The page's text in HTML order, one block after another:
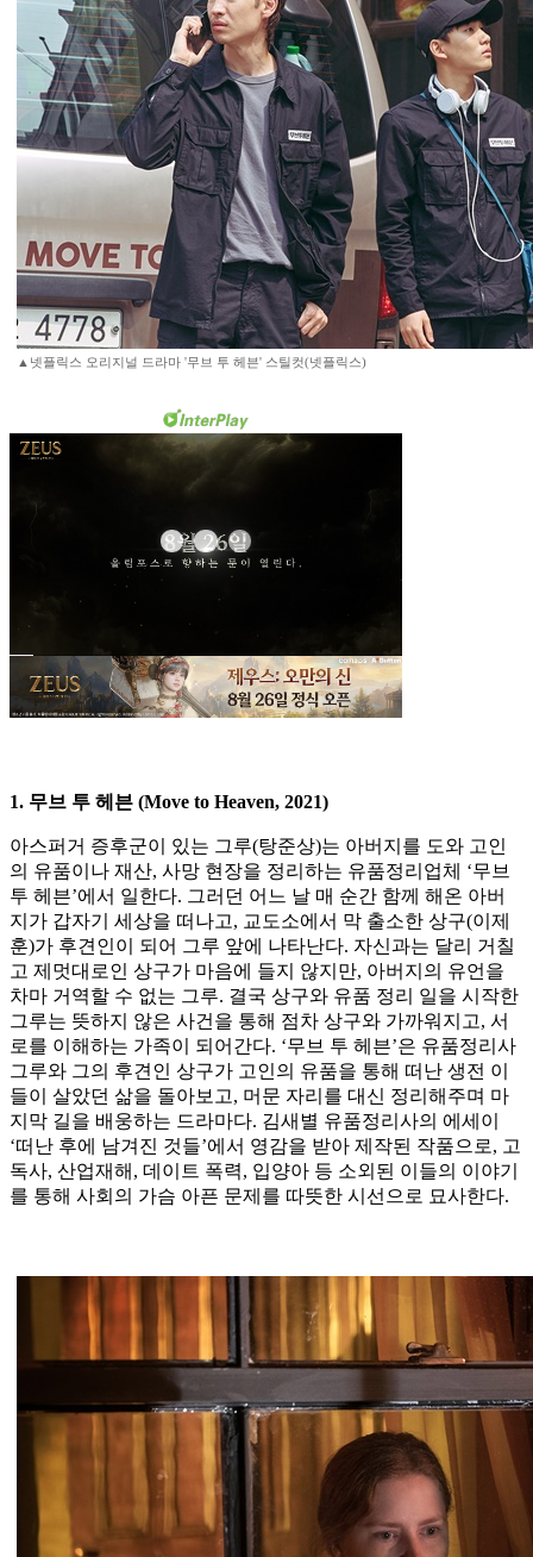
▲넷플릭스 오리지널 드라마 '무브 투 헤븐' 스틸컷(넷플릭스)
1. 무브 투 헤븐 (Move to Heaven, 2021)
아스퍼거 증후군이 있는 그루(탕준상)는 아버지를 도와 고인
의 유품이나 재산, 사망 현장을 정리하는 유품정리업체 ‘무브
투 헤븐’에서 일한다. 그러던 어느 날 매 순간 함께 해온 아버
지가 갑자기 세상을 떠나고, 교도소에서 막 출소한 상구(이제
훈)가 후견인이 되어 그루 앞에 나타난다. 자신과는 달리 거칠
고 제멋대로인 상구가 마음에 들지 않지만, 아버지의 유언을
차마 거역할 수 없는 그루. 결국 상구와 유품 정리 일을 시작한
그루는 뜻하지 않은 사건을 통해 점차 상구와 가까워지고, 서
로를 이해하는 가족이 되어간다. ‘무브 투 헤븐’은 유품정리사
그루와 그의 후견인 상구가 고인의 유품을 통해 떠난 생전 이
들이 살았던 삶을 돌아보고, 머문 자리를 대신 정리해주며 마
지막 길을 배웅하는 드라마다. 김새별 유품정리사의 에세이
‘떠난 후에 남겨진 것들’에서 영감을 받아 제작된 작품으로, 고
독사, 산업재해, 데이트 폭력, 입양아 등 소외된 이들의 이야기
를 통해 사회의 가슴 아픈 문제를 따뜻한 시선으로 묘사한다.